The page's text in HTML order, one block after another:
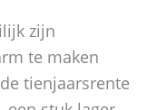
zijn
te maken
tienjaarsrente